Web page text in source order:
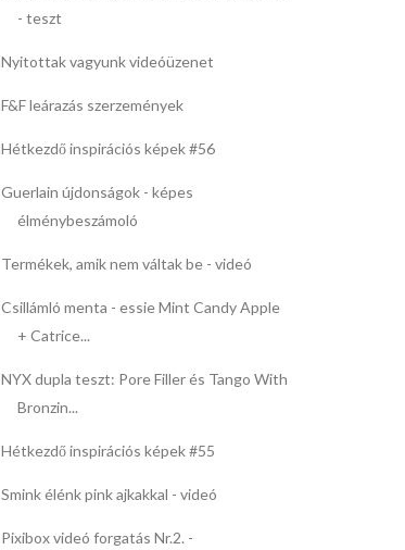
- teszt
Nyitottak vagyunk videóüzenet
F&F leárazás szerzemények
Hétkezdő inspirációs képek #56
Guerlain újdonságok - képes
élménybeszámoló
Termékek, amik nem váltak be - videó
Csillámló menta - essie Mint Candy Apple
+ Catrice...
NYX dupla teszt: Pore Filler és Tango With
Bronzin...
Hétkezdő inspirációs képek #55
Smink élénk pink ajkakkal - videó
Pixibox videó forgatás Nr.2. -